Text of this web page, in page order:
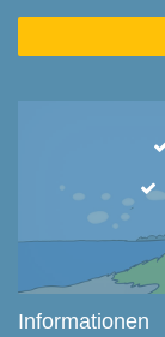
Informationen